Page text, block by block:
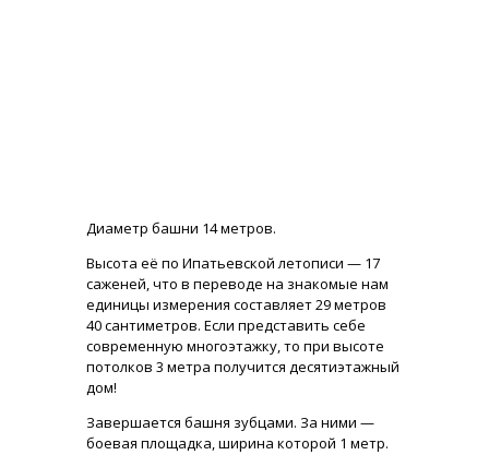
Диаметр башни 14 метров.
Высота её по Ипатьевской летописи — 17
саженей, что в переводе на знакомые нам
единицы измерения составляет 29 метров
40 сантиметров. Если представить себе
современную многоэтажку, то при высоте
потолков 3 метра получится десятиэтажный
дом!
Завершается башня зубцами. За ними —
боевая площадка, ширина которой 1 метр.